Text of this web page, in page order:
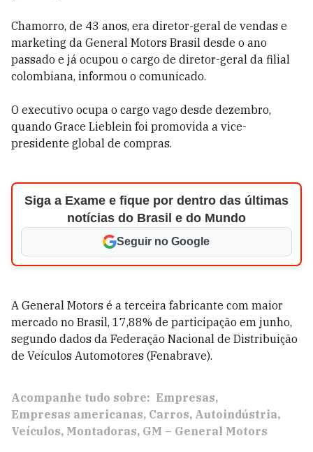
Chamorro, de 43 anos, era diretor-geral de vendas e
marketing da General Motors Brasil desde o ano
passado e já ocupou o cargo de diretor-geral da filial
colombiana, informou o comunicado.
O executivo ocupa o cargo vago desde dezembro,
quando Grace Lieblein foi promovida a vice-
presidente global de compras.
Siga a Exame e fique por dentro das últimas
notícias do Brasil e do Mundo
Seguir no Google
A General Motors é a terceira fabricante com maior
mercado no Brasil, 17,88% de participação em junho,
segundo dados da Federação Nacional de Distribuição
de Veículos Automotores (Fenabrave).
Acompanhe tudo sobre: Empresas
Empresas americanas Carros Autoindústria
Veículos Montadoras GM – General Motors